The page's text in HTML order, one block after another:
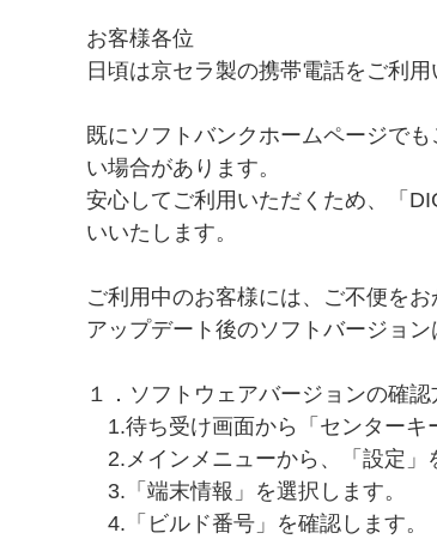
お客様各位
日頃は京セラ製の携帯電話をご利
既にソフトバンクホームページで
い場合があります。
安心してご利用いただくため、「
いいたします。
ご利用中のお客様には、ご不便を
アップデート後のソフトバージョ
１．ソフトウェアバージョンの確認
1.待ち受け画面から「センターキ
2.メインメニューから、「設定」
3.「端末情報」を選択します。
4.「ビルド番号」を確認します。